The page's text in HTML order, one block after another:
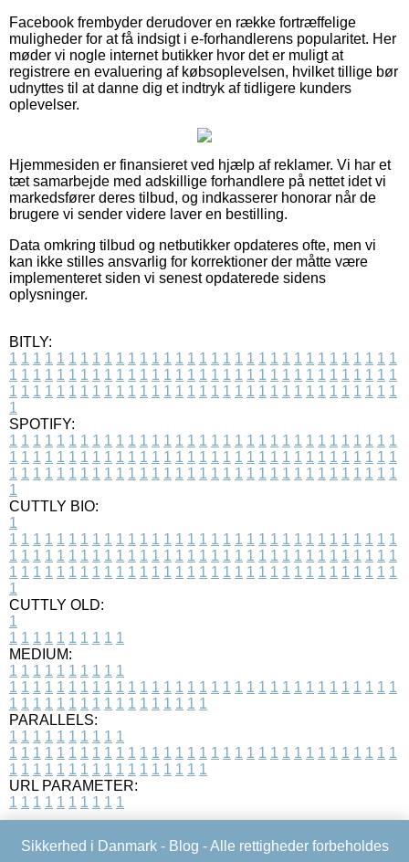
Facebook frembyder derudover en række fortræffelige
muligheder for at få indsigt i e-forhandlerens popularitet. Her
møder vi nogle internet butikker hvor det er muligt at
registrere en evaluering af købsoplevelsen, hvilket tillige bør
udnyttes til at danne dig et indtryk af tidligere kunders
oplevelser.
Hjemmesiden er finansieret ved hjælp af reklamer. Vi har et
tæt samarbejde med adskillige forhandlere på nettet idet vi
markedsfører deres tilbud, og indkasserer honorar når de
brugere vi sender videre laver en bestilling.
Data omkring tilbud og netbutikker opdateres ofte, men vi
kan ikke stilles ansvarlig for korrektioner der måtte være
implementeret siden vi senest opdaterede sidens
oplysninger.
BITLY:
1 1 1 1 1 1 1 1 1 1 1 1 1 1 1 1 1 1 1 1 1 1 1 1 1 1 1 1 1 1 1 1 1
1 1 1 1 1 1 1 1 1 1 1 1 1 1 1 1 1 1 1 1 1 1 1 1 1 1 1 1 1 1 1 1 1
1 1 1 1 1 1 1 1 1 1 1 1 1 1 1 1 1 1 1 1 1 1 1 1 1 1 1 1 1 1 1 1 1
1
SPOTIFY:
1 1 1 1 1 1 1 1 1 1 1 1 1 1 1 1 1 1 1 1 1 1 1 1 1 1 1 1 1 1 1 1 1
1 1 1 1 1 1 1 1 1 1 1 1 1 1 1 1 1 1 1 1 1 1 1 1 1 1 1 1 1 1 1 1 1
1 1 1 1 1 1 1 1 1 1 1 1 1 1 1 1 1 1 1 1 1 1 1 1 1 1 1 1 1 1 1 1 1
1
CUTTLY BIO:
1
1 1 1 1 1 1 1 1 1 1 1 1 1 1 1 1 1 1 1 1 1 1 1 1 1 1 1 1 1 1 1 1 1
1 1 1 1 1 1 1 1 1 1 1 1 1 1 1 1 1 1 1 1 1 1 1 1 1 1 1 1 1 1 1 1 1
1 1 1 1 1 1 1 1 1 1 1 1 1 1 1 1 1 1 1 1 1 1 1 1 1 1 1 1 1 1 1 1 1
1
CUTTLY OLD:
1
1 1 1 1 1 1 1 1 1 1
MEDIUM:
1 1 1 1 1 1 1 1 1 1
1 1 1 1 1 1 1 1 1 1 1 1 1 1 1 1 1 1 1 1 1 1 1 1 1 1 1 1 1 1 1 1 1
1 1 1 1 1 1 1 1 1 1 1 1 1 1 1 1 1
PARALLELS:
1 1 1 1 1 1 1 1 1 1
1 1 1 1 1 1 1 1 1 1 1 1 1 1 1 1 1 1 1 1 1 1 1 1 1 1 1 1 1 1 1 1 1
1 1 1 1 1 1 1 1 1 1 1 1 1 1 1 1 1
URL PARAMETER:
1 1 1 1 1 1 1 1 1 1
Sikkerhed i Danmark - Blog - Alle rettigheder forbeholdes